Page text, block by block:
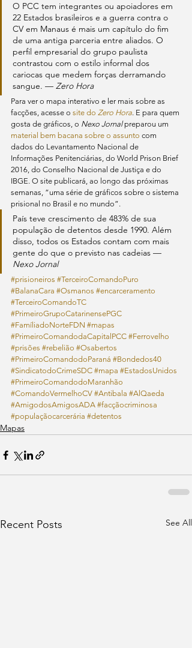
O PCC tem integrantes ou apoiadores em
22 Estados brasileiros e a guerra contra o
CV em Manaus é mais um capítulo do fim
de uma antiga parceria entre aliados. O
perfil empresarial do grupo paulista
contrastou com o estilo informal dos
cariocas que medem forças derramando
sangue. — Zero Hora
Para ver o mapa interativo e ler mais sobre as
facções, acesse o site do Zero Hora. E para quem
gosta de gráficos, o Nexo Jornal preparou um
material bem bacana sobre o assunto com
dados do Levantamento Nacional de
Informações Penitenciárias, do World Prison Brief
2016, do Conselho Nacional de Justiça e do
IBGE. O site publicará, ao longo das próximas
semanas, “uma série de gráficos sobre o sistema
prisional no Brasil e no mundo”.
País teve crescimento de 483% de sua
população de detentos desde 1990. Além
disso, todos os Estados contam com mais
gente do que o previsto nas cadeias —
Nexo Jornal
#prisioneiros #TerceiroComandoPuro
#BalanaCara #Osmanos #encarceramento
#TerceiroComandoTC
#PrimeiroGrupoCatarinensePGC
#FamíliadoNorteFDN #mapas
#PrimeiroComandodaCapitalPCC #Ferrovelho
#prisões #rebelião #Osabertos
#PrimeiroComandodoParaná #Bondedos40
#SindicatodoCrimeSDC #mapa #EstadosUnidos
#PrimeiroComandodoMaranhão
#ComandoVermelhoCV #Antibala #AlQaeda
#AmigodosAmigosADA #facçãocriminosa
#populaçãocarcerária #detentos
Mapas
Recent Posts See All